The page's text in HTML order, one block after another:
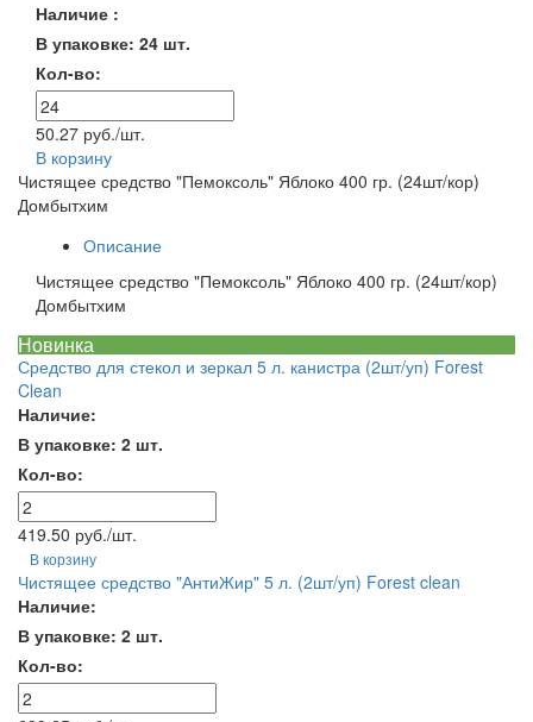
Наличие :
В упаковке: 24 шт.
Кол-во:
50.27 руб./шт.
В корзину
Чистящее средство "Пемоксоль" Яблоко 400 гр. (24шт/кор)
Домбытхим
Описание
Чистящее средство "Пемоксоль" Яблоко 400 гр. (24шт/кор)
Домбытхим
Новинка
Средство для стекол и зеркал 5 л. канистра (2шт/уп) Forest
Clean
Наличие:
В упаковке: 2 шт.
Кол-во:
419.50 руб./шт.
В корзину
Чистящее средство "АнтиЖир" 5 л. (2шт/уп) Forest clean
Наличие:
В упаковке: 2 шт.
Кол-во: